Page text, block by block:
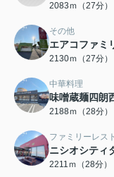
2083ｍ（27分）
その他
エアコファミ
2130ｍ（27分）
中華料理
味噌蔵麺四朗
2188ｍ（28分）
ファミリーレス
ニシオシティ
2211ｍ（28分）